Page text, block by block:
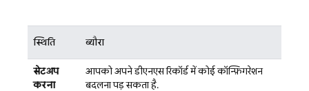
स्थिति ब्यौरा
सेटअप
करना
आपको अपने डीएनएस रिकॉर्ड में कोई कॉन्फ़िगरेशन
बदलना पड़ सकता है.